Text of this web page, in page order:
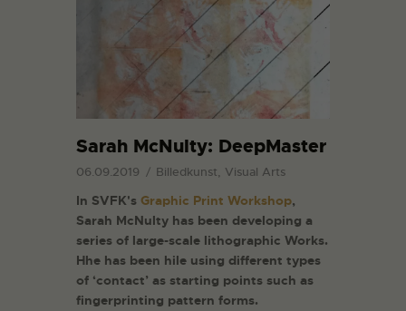
Sarah McNulty: DeepMaster
06.09.2019 Billedkunst, Visual Arts
In SVFK's Graphic Print Workshop,
Sarah McNulty has been developing a
series of large-scale lithographic Works.
Hhe has been hile using different types
of ‘contact’ as starting points such as
fingerprinting pattern forms.